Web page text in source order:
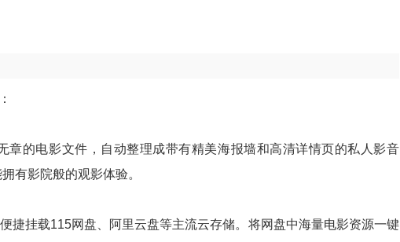
章的电影文件，自动整理成带有精美海报墙和高清详情页的私人影音
有影院般的观影体验。
捷挂载115网盘、阿里云盘等主流云存储。将网盘中海量电影资源一键